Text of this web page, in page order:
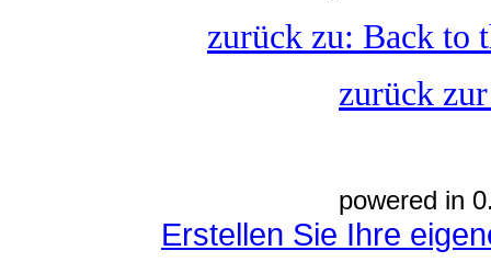
zurück zu: Back to
zurück
powered in
Erstellen Sie Ihre